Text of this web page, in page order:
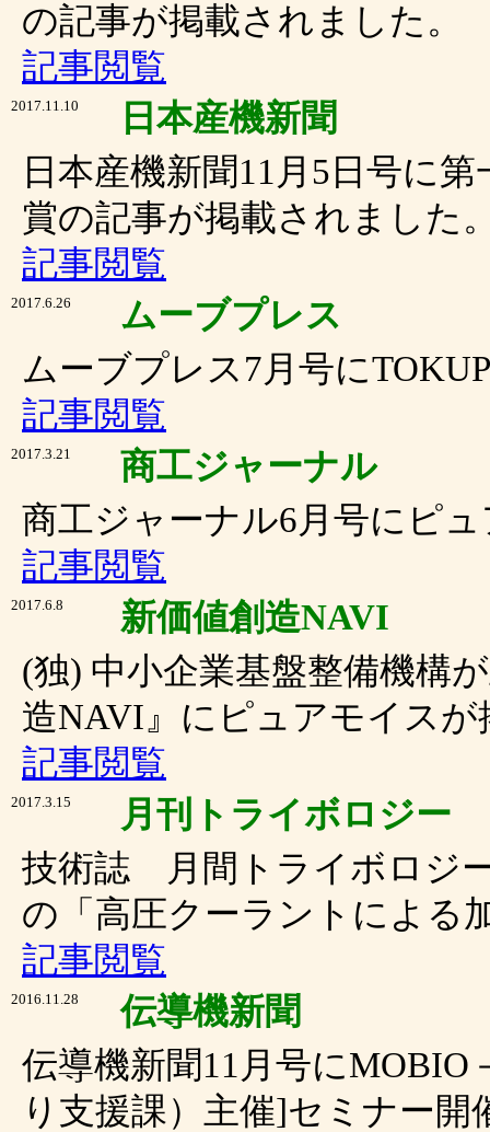
の記事が掲載されました。
記事閲覧
2017.11.10
日本産機新聞
日本産機新聞11月5日号に
賞の記事が掲載されました
記事閲覧
2017.6.26
ムーブプレス
ムーブプレス7月号に
記事閲覧
2017.3.21
商工ジャーナル
商工ジャーナル6月号にピ
記事閲覧
2017.6.8
新価値創造NAVI
(独) 中小企業基盤整備機構
造NAVI』にピュアモイス
記事閲覧
2017.3.15
月刊トライボロジー
技術誌 月間トライボロジ
の「高圧クーラントによる
記事閲覧
2016.11.28
伝導機新聞
伝導機新聞11月号にMOBIO
り支援課）主催]セミナー